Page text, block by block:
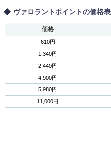
ヴァロラントポイントの価格表
価格
610円
1,340円
2,440円
4,900円
5,980円
11,000円